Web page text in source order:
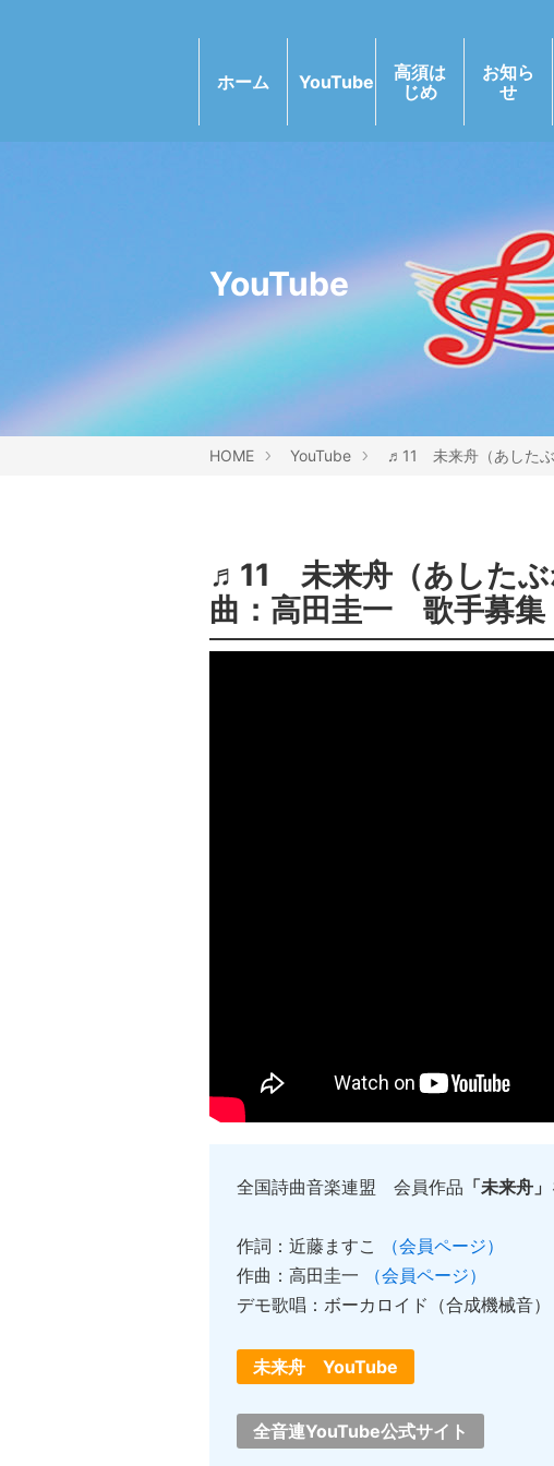
ホーム YouTube
高須は
じめ
お知ら
せ
YouTube
HOME YouTube ♬11 未来舟（あした
♬11 未来舟（あした
曲：高田圭一 歌手募集
全国詩曲音楽連盟 会員作品 「未来舟」
作詞：近藤ますこ
（会員ページ）
作曲：高田圭一
（会員ページ）
デモ歌唱：ボーカロイド（合成機械音）
未来舟 YouTube
全音連YouTube公式サイト